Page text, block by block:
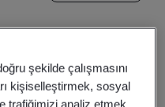
şekilde çalışmasını
kişiselleştirmek, sosyal
trafiğimizi analiz etmek